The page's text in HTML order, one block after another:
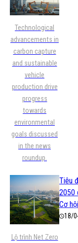
Technological
advancements in
carbon capture
and sustainable
vehicle
production drive
progress
towards
environmental
goals discussed
in the news
roundup.
Lộ trình Net Zero
Tiêu
2050
Cơ
18/